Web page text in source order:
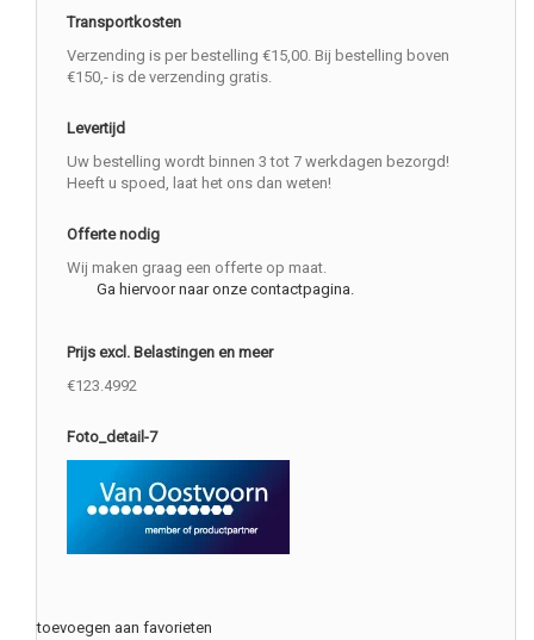
Transportkosten
Verzending is per bestelling €15,00. Bij bestelling boven
€150,- is de verzending gratis.
Levertijd
Uw bestelling wordt binnen 3 tot 7 werkdagen bezorgd!
Heeft u spoed, laat het ons dan weten!
Offerte nodig
Wij maken graag een offerte op maat.
Ga hiervoor naar onze contactpagina.
Prijs excl. Belastingen en meer
€123.4992
Foto_detail-7
toevoegen aan favorieten